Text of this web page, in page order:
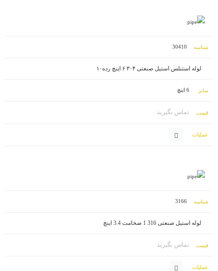
30410
لوله استنلس استیل صنعتی ۳۰۴ ۶ اینچ رده۱۰
6 اینچ
تماس بگیرید
3166
لوله استیل صنعتی 316 1 ضخامت 3.4 اینچ
تماس بگیرید